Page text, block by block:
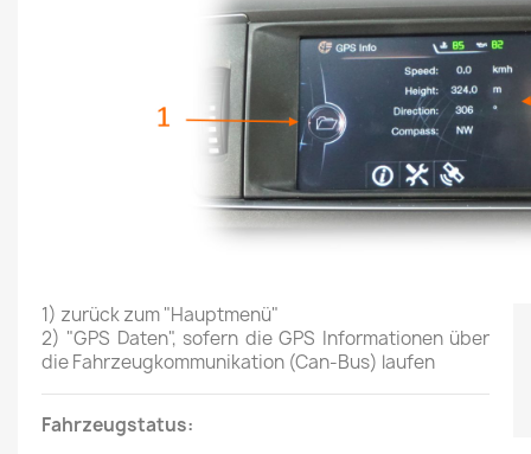
1) zurück zum "Hauptmenü"
2) "GPS Daten", sofern die GPS Informationen über
die Fahrzeugkommunikation (Can-Bus) laufen
Fahrzeugstatus: